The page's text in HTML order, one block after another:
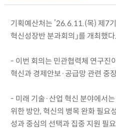
기획예산처는 ’26.6.11.(목) 제7
혁신성장반 분과회의」를 개최했다.
- 이번 회의는 민관협력체 연구진
혁신과 경제안보·공급망 관련 중
- 미래 기술·산업 혁신 분야에서
위한 방안, 혁신의 병목 완화 필요
성과 중심의 선택과 집중 지원 필